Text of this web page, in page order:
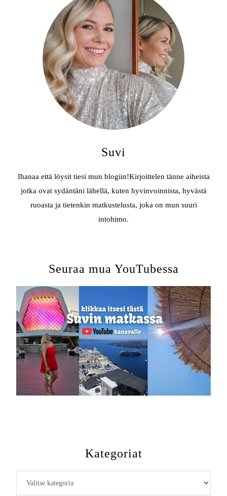
Suvi
Ihanaa että löysit tiesi mun blogiin!Kirjoittelen tänne aiheista
jotka ovat sydäntäni lähellä, kuten hyvinvoinnista, hyvästä
ruoasta ja tietenkin matkustelusta, joka on mun suuri
intohimo.
Seuraa mua YouTubessa
Kategoriat